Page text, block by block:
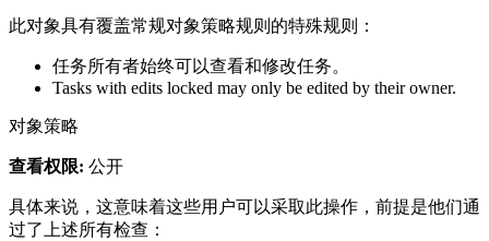
此对象具有覆盖常规对象策略规则的特殊规则：
任务所有者始终可以查看和修改任务。
Tasks with edits locked may only be edited by their owner.
对象策略
查看权限: 公开
具体来说，这意味着这些用户可以采取此操作，前提是他们通
过了上述所有检查：